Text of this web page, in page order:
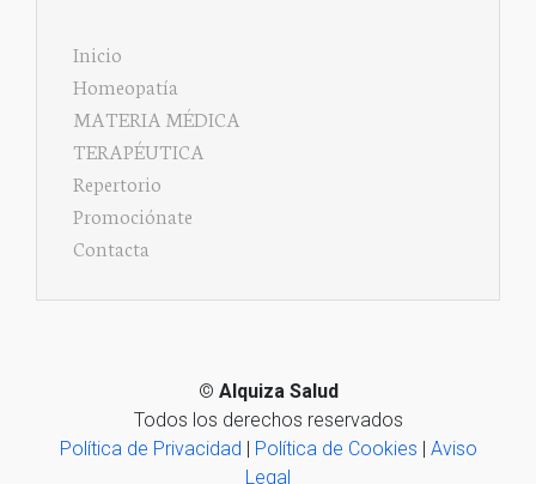
Inicio
Homeopatía
MATERIA MÉDICA
TERAPÉUTICA
Repertorio
Promociónate
Contacta
© Alquiza Salud
Todos los derechos reservados
Política de Privacidad | Política de Cookies | Aviso
Legal